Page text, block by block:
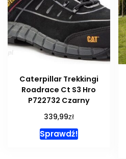
Caterpillar Trekkingi
Roadrace Ct S3 Hro
P722732 Czarny
339,99zł
Sprawdź!